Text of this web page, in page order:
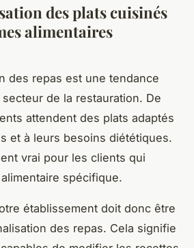
des plats cuisinés
alimentaires
des repas est une tendance
de la restauration. De
attendent des plats adaptés
et à leurs besoins diététiques.
vrai pour les clients qui
spécifique.
établissement doit donc être
des repas. Cela signifie